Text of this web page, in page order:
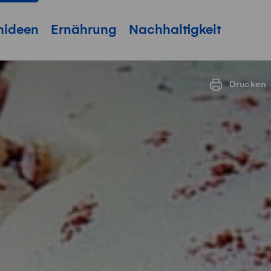
Ernährung Nachhaltigkeit
Drucken